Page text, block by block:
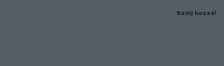
Szólj hozzá!